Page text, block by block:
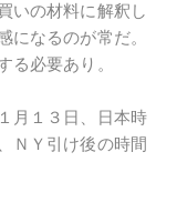
いの材料に解釈し
になるのが常だ。
る必要あり。
月１３日、日本時
ＮＹ引け後の時間